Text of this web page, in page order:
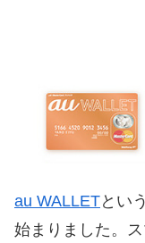
au WALLETという
始まりました。